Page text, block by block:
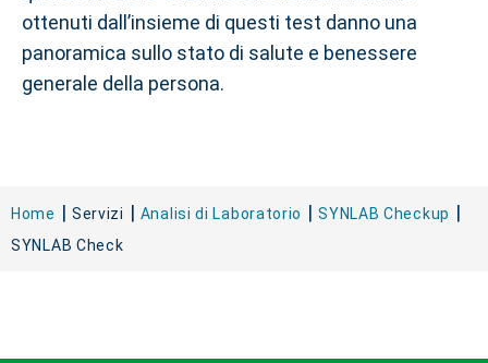
ottenuti dall’insieme di questi test danno una
panoramica sullo stato di salute e benessere
generale della persona.
Home Servizi Analisi di Laboratorio
SYNLAB Checkup
SYNLAB Check